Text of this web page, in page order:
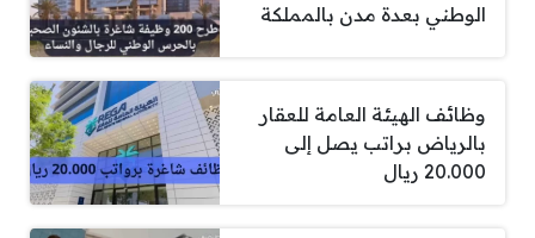
الوطني بعدة مدن بالمملكة
وظائف الهيئة العامة للعقار
بالرياض براتب يصل إلى
20.000 ريال